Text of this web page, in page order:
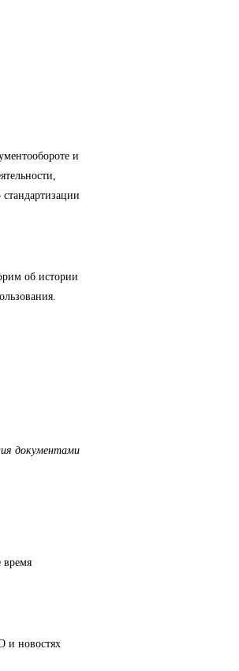
и
об истории
документами
время
и новостях